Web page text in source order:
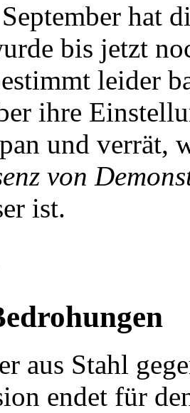
hat
bis jetzt
leider
ihre
und verrät,
von
ist.
aus Stahl
endet für